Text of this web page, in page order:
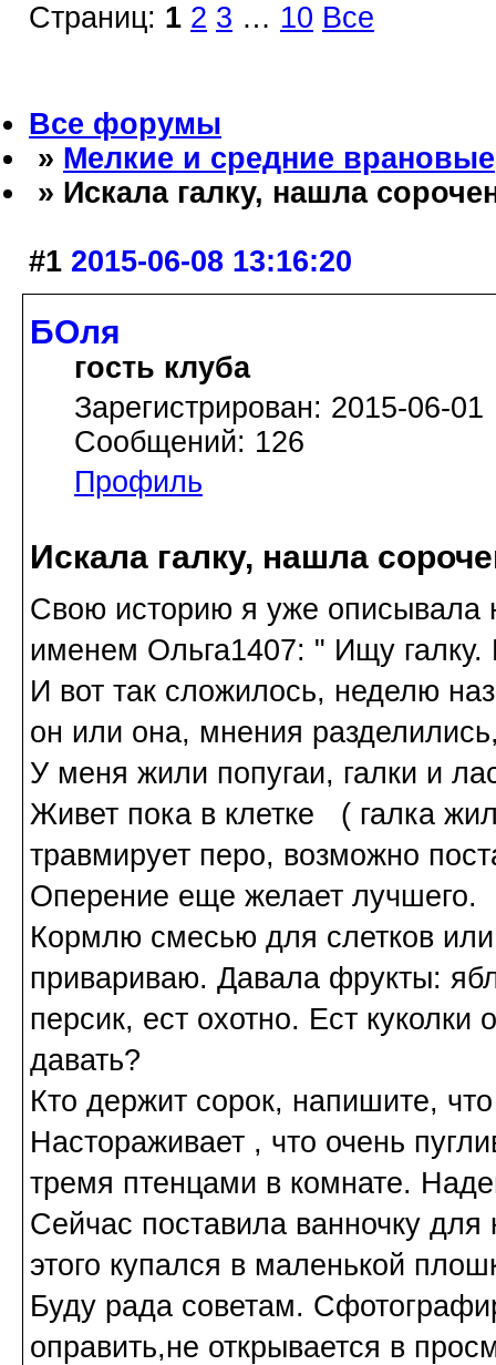
Страниц: 1 2 3 … 10 Все
Все форумы
» Мелкие и средние врановые
» Искала галку, нашла
#1 2015-06-08 13:16:20
БОля
гость клуба
Зарегистрирован: 2015-06-01
Сообщений: 126
Профиль
Искала галку, нашла
Свою историю я уже описывала
именем Ольга1407: " Ищу галку.
И вот так сложилось, неделю
он или она, мнения
У меня жили попугаи, галки и
Живет пока в клетке ( галка
травмирует перо, возможно
Оперение еще желает лучшего.
Кормлю смесью для слетков
привариваю. Давала фрукты:
персик, ест охотно. Ест
давать?
Кто держит сорок, напишите,
Настораживает , что очень
тремя птенцами в комнате.
Сейчас поставила ванночку для
этого купался в маленькой
Буду рада советам.
оправить,не открывается в